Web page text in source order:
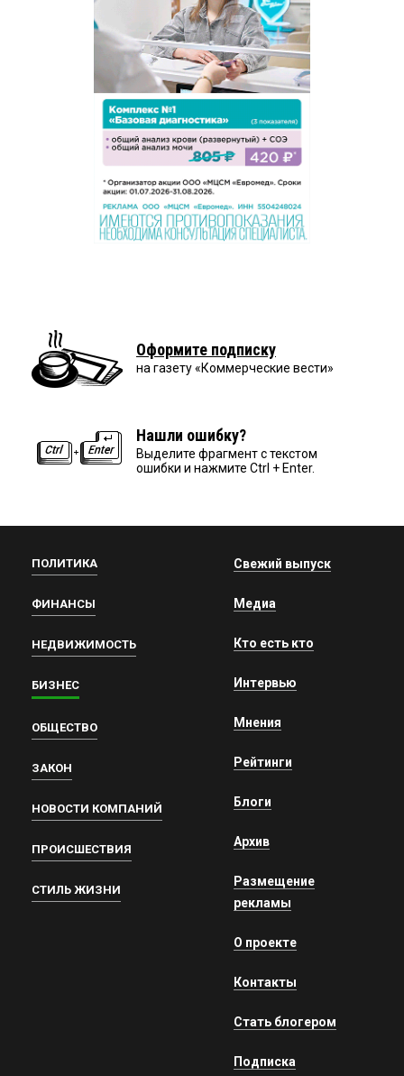
Оформите подписку
на газету «Коммерческие вести»
Нашли ошибку?
Выделите фрагмент с текстом
ошибки и нажмите Ctrl + Enter.
ПОЛИТИКА
ФИНАНСЫ
НЕДВИЖИМОСТЬ
БИЗНЕС
ОБЩЕСТВО
ЗАКОН
НОВОСТИ КОМПАНИЙ
ПРОИСШЕСТВИЯ
СТИЛЬ ЖИЗНИ
Свежий выпуск
Медиа
Кто есть кто
Интервью
Мнения
Рейтинги
Блоги
Архив
Размещение
рекламы
О проекте
Контакты
Стать блогером
Подписка